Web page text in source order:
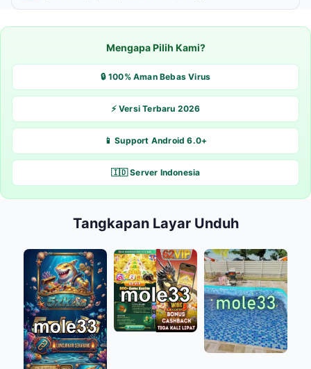
Mengapa Pilih Kami?
🔒 100% Aman Bebas Virus
⚡ Versi Terbaru 2026
📱 Support Android 6.0+
🇮🇩 Server Indonesia
Tangkapan Layar Unduh